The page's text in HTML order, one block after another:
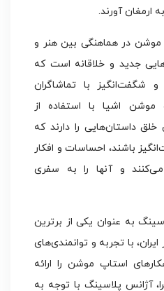
ارمغان آورند.
در هماهنگی بین هنر و
جدید و خلاقانه است که
شگفت‌انگیز با تماشاگران
اشیا با استفاده از
داستان‌هایی را دارند که
باشند، احساسات و افکار
می‌کنند و آنها را به سفری
به عنوان یکی از برترین
با تجربه و توانمندی‌های
استاپ موشن را ارائه
آژانس پلاسینگ با توجه به